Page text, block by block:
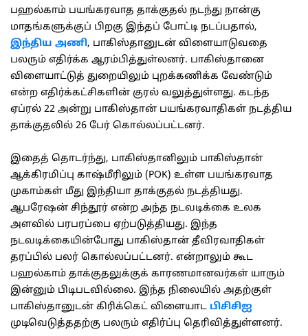
பஹல்காம் பயங்கரவாத தாக்குதல் நடந்து நான்கு
மாதங்களுக்குப் பிறகு இந்தப் போட்டி நடப்பதால்,
இந்திய அணி, பாகிஸ்தானுடன் விளையாடுவதை
பலரும் எதிர்க்க ஆரம்பித்துள்லனர். பாகிஸ்தானை
விளையாட்டுத் துறையிலும் புறக்கணிக்க வேண்டும்
என்ற எதிர்க்கட்சிகளின் குரல் வலுத்துள்ளது. கடந்த
ஏப்ரல் 22 அன்று பாகிஸ்தான் பயங்கரவாதிகள் நடத்திய
தாக்குதலில் 26 பேர் கொல்லப்பட்டனர்.
இதைத் தொடர்ந்து, பாகிஸ்தானிலும் பாகிஸ்தான்
ஆக்கிரமிப்பு காஷ்மீரிலும் (POK) உள்ள பயங்கரவாத
முகாம்கள் மீது இந்தியா தாக்குதல் நடத்தியது.
ஆபரேஷன் சிந்தூர் என்ற அந்த நடவடிக்கை உலக
அளவில் பரபரப்பை ஏற்படுத்தியது. இந்த
நடவடிக்கையின்போது பாகிஸ்தான் தீவிரவாதிகள்
தரப்பில் பலர் கொல்லப்பட்டனர். என்றாலும் கூட
பஹல்காம் தாக்குதலுக்குக் காரணமானவர்கள் யாரும்
இன்னும் பிடிபடவில்லை. இந்த நிலையில் அதற்குள்
பாகிஸ்தானுடன் கிரிக்கெட் விளையாட பிசிசிஐ
முடிவெடுத்ததற்கு பலரும் எதிர்ப்பு தெரிவித்துள்ளனர்.